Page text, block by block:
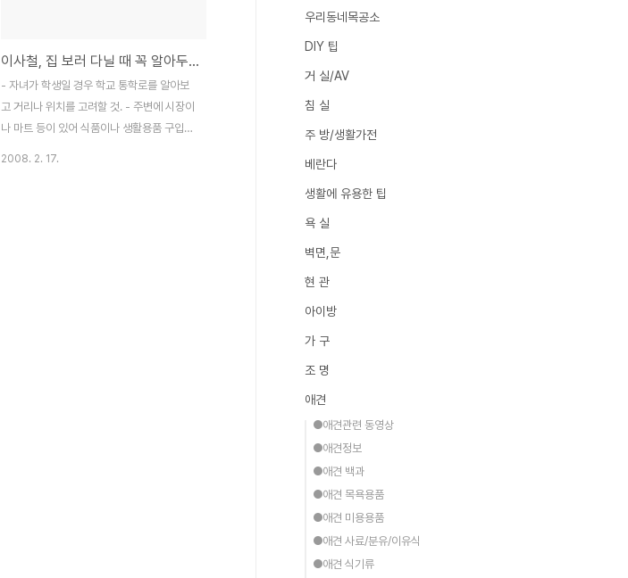
이사철, 집 보러 다닐 때 꼭 알아두어야 할 것들
- 자녀가 학생일 경우 학교 통학로를 알아보
고 거리나 위치를 고려할 것. - 주변에 시장이
나 마트 등이 있어 식품이나 생활용품 구입이
2008. 2. 17.
우리동네목공소
DIY 팁
거 실/AV
침 실
주 방/생활가전
베란다
생활에 유용한 팁
욕 실
벽면,문
현 관
아이방
가 구
조 명
애견
●애견관련 동영상
●애견정보
●애견 백과
●애견 목욕용품
●애견 미용용품
●애견 사료/분유/이유식
●애견 식기류